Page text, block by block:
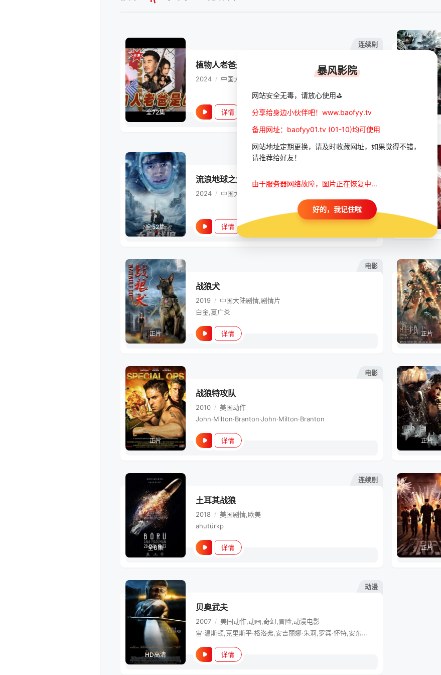
连续剧
全72集
植物人老爸是战狼
2024 / 中国大陆
详情
全52集
流浪地球之大夏战狼
2024 / 中国大陆
详情
正片
电影
正片
战狼犬
2019 / 中国大陆剧情,剧情片
白金,夏广炎
详情 正片
电影
正片
战狼特攻队
2010 / 美国动作
John·Milton·Branton·John·Milton·Branton
详情 正片
连续剧
全6集
土耳其战狼
2018 / 美国剧情,欧美
ahutürkp
详情 正片
动漫
HD高清
贝奥武夫
2007 / 美国动作,动画,奇幻,冒险,动漫电影
雷·温斯顿,克里斯平·格洛弗,安吉丽娜·朱莉,罗宾·怀特,安东尼·霍普金斯,约翰·马尔科维奇,艾莉森·洛曼
详情
暴风影院
网站安全无毒，请放心使用⛳
分享给身边小伙伴吧！www.baofyy.tv
备用网址：baofyy01.tv (01-10)均可使用
网站地址定期更换，请及时收藏网址，如果觉得不错，
请推荐给好友！
由于服务器网络故障，图片正在恢复中...
好的，我记住啦